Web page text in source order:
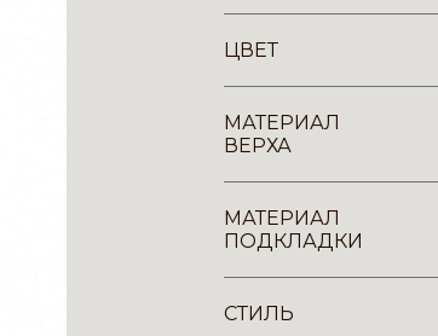
ЦВЕТ
МАТЕРИАЛ
ВЕРХА
МАТЕРИАЛ
ПОДКЛАДКИ
СТИЛЬ